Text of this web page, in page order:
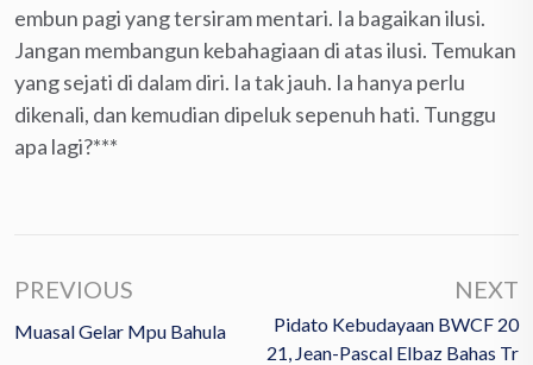
embun pagi yang tersiram mentari. Ia bagaikan ilusi.
Jangan membangun kebahagiaan di atas ilusi. Temukan
yang sejati di dalam diri. Ia tak jauh. Ia hanya perlu
dikenali, dan kemudian dipeluk sepenuh hati. Tunggu
apa lagi?***
PREVIOUS
Muasal Gelar Mpu Bahula
NEXT
Pidato Kebudayaan BWCF 20
21, Jean-Pascal Elbaz Bahas Tr